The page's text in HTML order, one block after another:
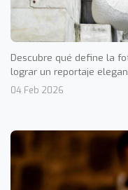
Descubre qué define la
lograr un reportaje
04 Feb 2026